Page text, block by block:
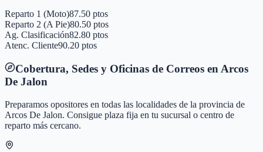
Reparto 1 (Moto)87.50 ptos
Reparto 2 (A Pie)80.50 ptos
Ag. Clasificación82.80 ptos
Atenc. Cliente90.20 ptos
Cobertura, Sedes y Oficinas de Correos en Arcos
De Jalon
Preparamos opositores en todas las localidades de la provincia de
Arcos De Jalon. Consigue plaza fija en tu sucursal o centro de
reparto más cercano.